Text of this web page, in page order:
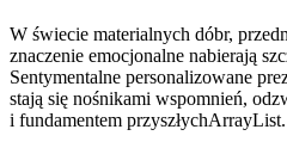
W świecie materialnych dóbr,
znaczenie emocjonalne nabierają
Sentymentalne personalizowane
stają się nośnikami wspomnień,
i fundamentem przyszłychArrayList.